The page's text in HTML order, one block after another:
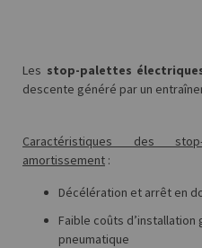
Les stop-palettes
descente généré par un
Caractéristiques des
amortissement :
Décélération et arrêt en
Faible coûts d’installation
pneumatique